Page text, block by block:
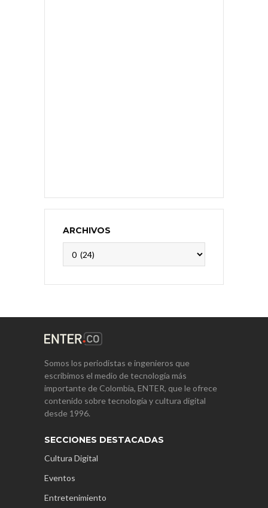
ARCHIVOS
Somos los periodistas e ingenieros que
escribimos el medio de tecnología más
importante de Colombia, ENTER, que le ofrece
contenido sobre tecnología y cultura digital
desde 1996.
SECCIONES DESTACADAS
Cultura Digital
Eventos
Entretenimiento